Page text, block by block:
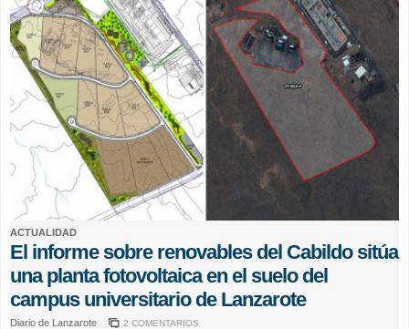
ACTUALIDAD
El informe sobre renovables del Cabildo sitúa
una planta fotovoltaica en el suelo del
campus universitario de Lanzarote
Diario de Lanzarote 2 COMENTARIOS